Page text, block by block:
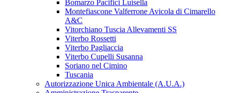
Bomarzo Pacifici Luisella
Montefiascone Valferrone Avicola di Cimarello
A&C
Vitorchiano Tuscia Allevamenti SS
Viterbo Rossetti
Viterbo Pagliaccia
Viterbo Cupelli Susanna
Soriano nel Cimino
Tuscania
Autorizzazione Unica Ambientale (A.U.A.)